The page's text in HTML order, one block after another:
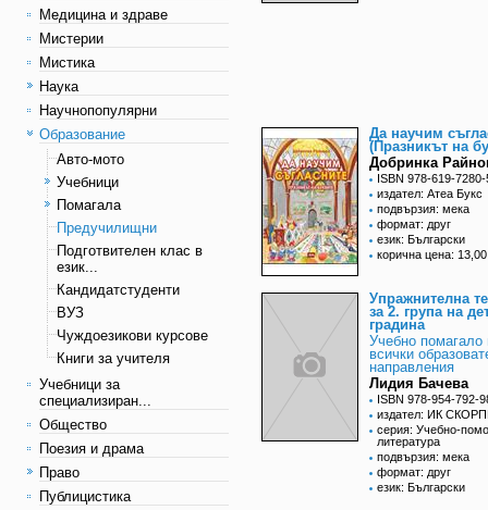
Медицина и здраве
Мистерии
Мистика
Наука
Научнопопулярни
Образование
Авто-мото
Учебници
Помагала
Предучилищни
Подготвителен клас в
език...
Кандидатстуденти
ВУЗ
Чуждоезикови курсове
Книги за учителя
Учебници за
специализиран...
Общество
Поезия и драма
Право
Публицистика
Да научим
(Празникът на
Добринка
ISBN 978-619-
издател: Атеа Букс
подвързия: мека
формат: друг
език: Български
корична цена:
Упражнителна
за 2. група на
градина
Учебно помагало
всички
направления
Лидия Бачева
ISBN 978-954-792-
издател: ИК
серия: Учебно-
литература
подвързия: мека
формат: друг
език: Български